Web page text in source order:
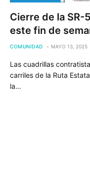
Cierre de la
este fin de
COMUNIDAD MAYO 13, 2025
Las cuadrillas
carriles de la Ruta
la…